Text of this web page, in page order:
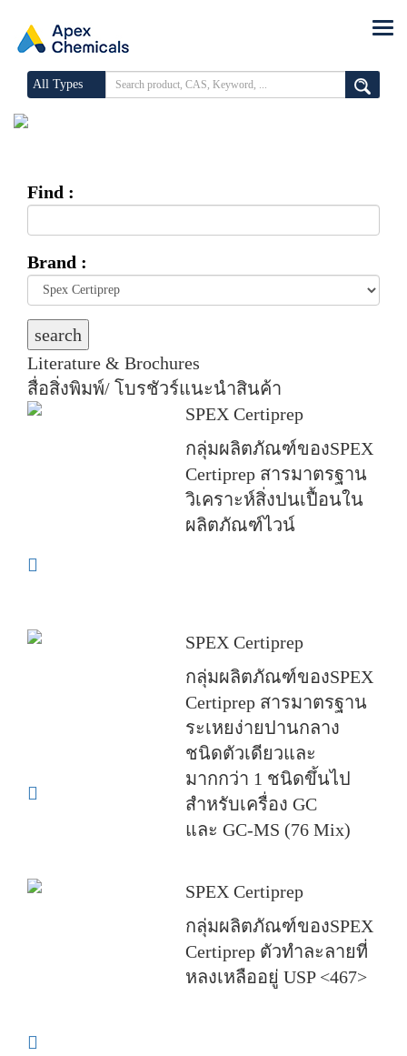
All Types
Find :
Brand :
search
Literature & Brochures
สื่อสิ่งพิมพ์/ โบรชัวร์แนะนำสินค้า
SPEX Certiprep
กลุ่มผลิตภัณฑ์ของSPEX
Certiprep สารมาตรฐาน
วิเคราะห์สิ่งปนเปื้อนใน
ผลิตภัณฑ์ไวน์
SPEX Certiprep
กลุ่มผลิตภัณฑ์ของSPEX
Certiprep สารมาตรฐาน
ระเหยง่ายปานกลาง
ชนิดตัวเดียวและ
มากกว่า 1 ชนิดขึ้นไป
สำหรับเครื่อง GC
และ GC-MS (76 Mix)
SPEX Certiprep
กลุ่มผลิตภัณฑ์ของSPEX
Certiprep ตัวทำละลายที่
หลงเหลืออยู่ USP <467>